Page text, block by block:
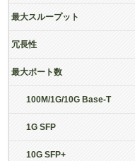
最大スループット
冗長性
最大ポート数
100M/1G/10G Base-T
1G SFP
10G SFP+